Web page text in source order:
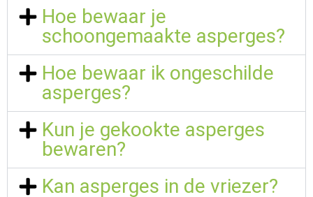
Hoe bewaar je
schoongemaakte asperges?
Hoe bewaar ik ongeschilde
asperges?
Kun je gekookte asperges
bewaren?
Kan asperges in de vriezer?